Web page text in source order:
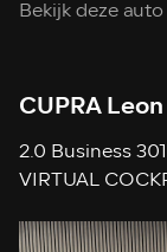
Bekijk deze auto
CUPRA Leon
2.0 Business
VIRTUAL